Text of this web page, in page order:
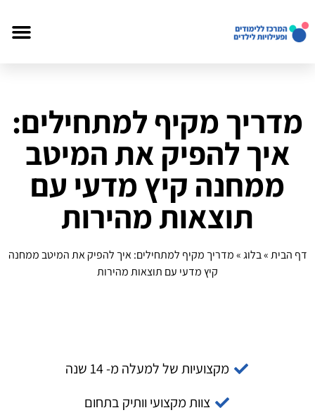
מדריך מקיף למתחילים:
איך להפיק את המיטב
ממחנה קיץ מדעי עם
תוצאות מהירות
דף הבית»בלוג»מדריך מקיף למתחילים: איך להפיק את המיטב ממחנה
קיץ מדעי עם תוצאות מהירות
מקצועיות של למעלה מ- 14 שנה
צוות מקצועי וותיק בתחום